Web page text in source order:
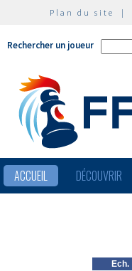
Plan du site |
Rechercher un joueur
ACCUEIL DÉCOUVRIR
Ech.